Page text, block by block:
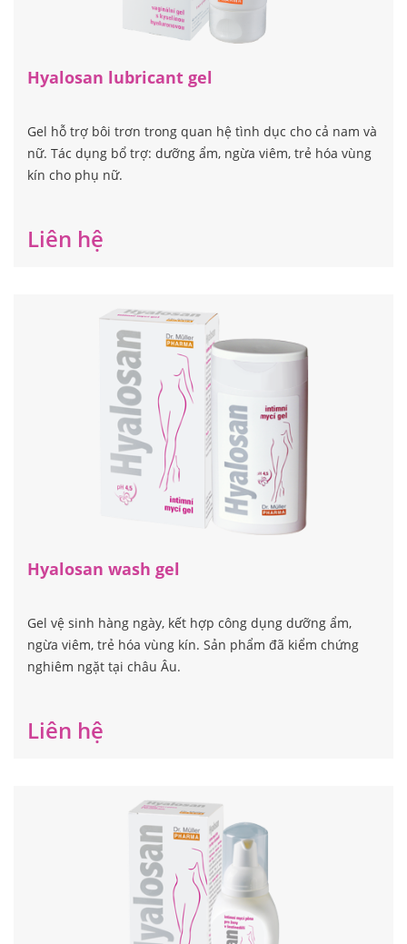
Hyalosan lubricant gel
Gel hỗ trợ bôi trơn trong quan hệ tình dục cho cả nam và
nữ. Tác dụng bổ trợ: dưỡng ẩm, ngừa viêm, trẻ hóa vùng
kín cho phụ nữ.
Liên hệ
Hyalosan wash gel
Gel vệ sinh hàng ngày, kết hợp công dụng dưỡng ẩm,
ngừa viêm, trẻ hóa vùng kín. Sản phẩm đã kiểm chứng
nghiêm ngặt tại châu Âu.
Liên hệ